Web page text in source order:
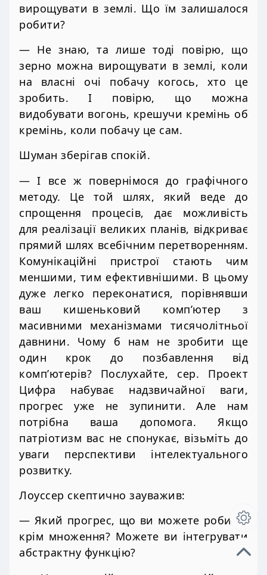
вирощувати в землі. Що їм залишалося
робити?
— Не знаю, та лише тоді повірю, що
зерно можна вирощувати в землі, коли
на власні очі побачу когось, хто це
зробить. І повірю, що можна
видобувати вогонь, крешучи кремінь об
кремінь, коли побачу це сам.
Шуман зберігав спокій.
— І все ж повернімося до графічного
методу. Це той шлях, який веде до
спрощення процесів, дає можливість
для реалізації великих планів, відкриває
прямий шлях всебічним перетворенням.
Комунікаційні пристрої стають чим
меншими, тим ефективнішими. В цьому
дуже легко переконатися, порівнявши
ваш кишеньковий комп’ютер з
масивними механізмами тисячолітньої
давнини. Чому б нам не зробити ще
один крок до позбавлення від
комп’ютерів? Послухайте, сер. Проект
Цифра набуває надзвичайної ваги,
прогрес уже не зупинити. Але нам
потрібна ваша допомога. Якщо
патріотизм вас не спонукає, візьміть до
уваги перспективи інтелектуального
розвитку.
Лоуссер скептично зауважив:
— Який прогрес, що ви можете робити,
крім множення? Можете ви інтегрувати
абстрактну функцію?